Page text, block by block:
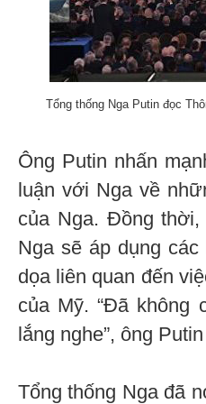
Tổng thống Nga Putin đọc
Ông Putin nhấn
luận với Nga về
của Nga. Đồng
Nga sẽ áp dụng
dọa liên quan đến
của Mỹ. “Đã không
lắng nghe”, ông
Tổng thống Nga đã